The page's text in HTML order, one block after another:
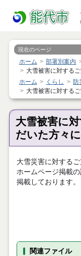
現在のページ
ホーム 部署別案内
大雪被害に対する
ホーム
くらし
防
大雪被害に対する
大雪被害に
だいた方々
大雪災害に対する
ホームページ掲載
掲載しております。
関連ファイル